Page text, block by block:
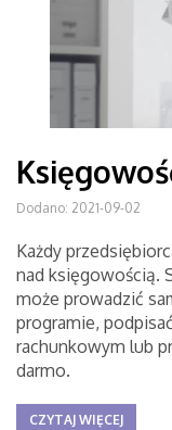
Dodano: 2021-09-02
Każdy
nad księgowością.
może prowadzić
programie,
rachunkowym lub
darmo.
CZYTAJ WIĘCEJ